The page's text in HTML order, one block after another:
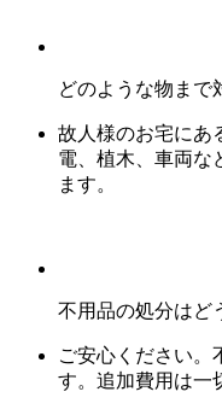
どのような物まで
故人様のお宅にあ
電、植木、車両な
ます。
不用品の処分はど
ご安心ください。
す。追加費用は一